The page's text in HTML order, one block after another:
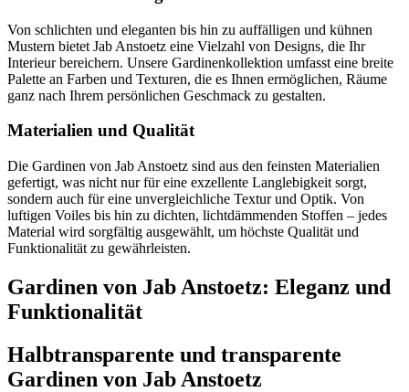
Von schlichten und eleganten bis hin zu auffälligen und kühnen
Mustern bietet Jab Anstoetz eine Vielzahl von Designs, die Ihr
Interieur bereichern. Unsere Gardinenkollektion umfasst eine breite
Palette an Farben und Texturen, die es Ihnen ermöglichen, Räume
ganz nach Ihrem persönlichen Geschmack zu gestalten.
Materialien und Qualität
Die Gardinen von Jab Anstoetz sind aus den feinsten Materialien
gefertigt, was nicht nur für eine exzellente Langlebigkeit sorgt,
sondern auch für eine unvergleichliche Textur und Optik. Von
luftigen Voiles bis hin zu dichten, lichtdämmenden Stoffen – jedes
Material wird sorgfältig ausgewählt, um höchste Qualität und
Funktionalität zu gewährleisten.
Gardinen von Jab Anstoetz: Eleganz und
Funktionalität
Halbtransparente und transparente
Gardinen von Jab Anstoetz